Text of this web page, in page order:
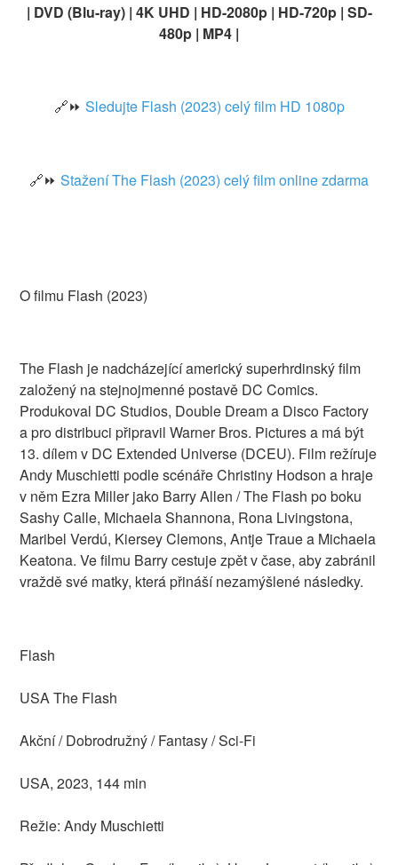
| DVD (Blu-ray) | 4K UHD | HD-2080p | HD-720p | SD-
480p | MP4 |
🔗⏩ Sledujte Flash (2023) celý film HD 1080p
🔗⏩ Stažení The Flash (2023) celý film online zdarma
O filmu Flash (2023)
The Flash je nadcházející americký superhrdinský film
založený na stejnojmenné postavě DC Comics.
Produkoval DC Studios, Double Dream a Disco Factory
a pro distribuci připravil Warner Bros. Pictures a má být
13. dílem v DC Extended Universe (DCEU). Film režíruje
Andy Muschietti podle scénáře Christiny Hodson a hraje
v něm Ezra Miller jako Barry Allen / The Flash po boku
Sashy Calle, Michaela Shannona, Rona Livingstona,
Maribel Verdú, Kiersey Clemons, Antje Traue a Michaela
Keatona. Ve filmu Barry cestuje zpět v čase, aby zabránil
vraždě své matky, která přináší nezamýšlené následky.
Flash
USA The Flash
Akční / Dobrodružný / Fantasy / Sci-Fi
USA, 2023, 144 min
Režie: Andy Muschietti